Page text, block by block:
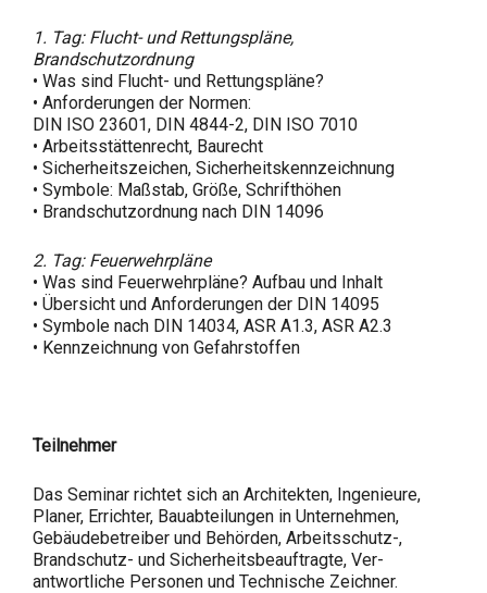
1. Tag: Flucht- und Rettungspläne,
Brandschutzordnung
• Was sind Flucht- und Rettungspläne?
• Anforderungen der Normen:
DIN ISO 23601, DIN 4844-2, DIN ISO 7010
• Arbeitsstättenrecht, Baurecht
• Sicherheitszeichen, Sicherheitskennzeichnung
• Symbole: Maßstab, Größe, Schrifthöhen
• Brandschutzordnung nach DIN 14096
2. Tag: Feuerwehrpläne
• Was sind Feuerwehrpläne? Aufbau und Inhalt
• Übersicht und Anforderungen der DIN 14095
• Symbole nach DIN 14034, ASR A1.3, ASR A2.3
• Kennzeichnung von Gefahrstoffen
Teilnehmer
Das Seminar richtet sich an Architekten, Ingenieure,
Planer, Errichter, Bauabteilungen in Unternehmen,
Gebäudebetreiber und Behörden, Arbeitsschutz-,
Brandschutz- und Sicherheitsbeauftragte, Ver-
antwortliche Personen und Technische Zeichner.